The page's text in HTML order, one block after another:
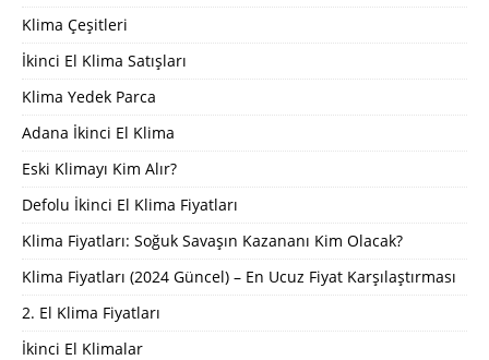
Klima Çeşitleri
İkinci El Klima Satışları
Klima Yedek Parca
Adana İkinci El Klima
Eski Klimayı Kim Alır?
Defolu İkinci El Klima Fiyatları
Klima Fiyatları: Soğuk Savaşın Kazananı Kim Olacak?
Klima Fiyatları (2024 Güncel) – En Ucuz Fiyat Karşılaştırması
2. El Klima Fiyatları
İkinci El Klimalar